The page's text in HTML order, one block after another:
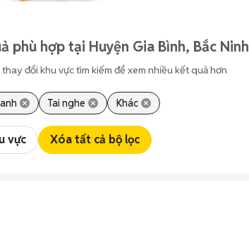
phù hợp tại Huyện Gia Bình, Bắc Ninh
đổi khu vực tìm kiếm để xem nhiều kết quả hơn
Tai nghe Khác
vực Xóa tất cả bộ lọc